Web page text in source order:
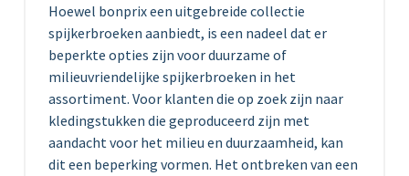
Hoewel bonprix een uitgebreide collectie
spijkerbroeken aanbiedt, is een nadeel dat er
beperkte opties zijn voor duurzame of
milieuvriendelijke spijkerbroeken in het
assortiment. Voor klanten die op zoek zijn naar
kledingstukken die geproduceerd zijn met
aandacht voor het milieu en duurzaamheid, kan
dit een beperking vormen. Het ontbreken van een